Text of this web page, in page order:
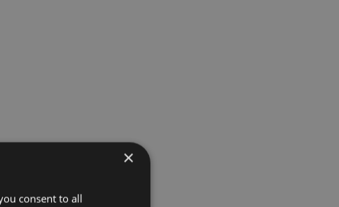
×
consent to all